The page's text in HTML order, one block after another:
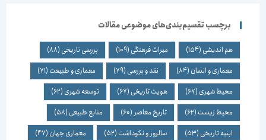
برچسب تقسیم‌بندی‌های موضوعی مقالات
هم اندیشی(154) میراث فرهنگی(109) بررسی تاریخی(88)
معماری و انسان(84) نقد و بررسی(79) معماری و طبیعت(71)
محیط شهری(67) هویت تاریخی(67) توسعه شهری(62)
محیط زیست(62) تاریخ معاصر(60) منابع طبیعی(58)
ابنیه تاریخی(53) سالروز و نکوداشت(52) معماری جهان(47)